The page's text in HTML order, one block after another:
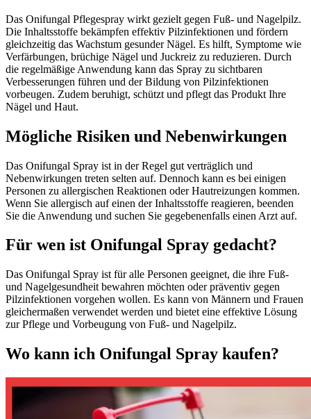
Das Onifungal Pflegespray wirkt gezielt gegen Fuß- und Nagelpilz.
Die Inhaltsstoffe bekämpfen effektiv Pilzinfektionen und fördern
gleichzeitig das Wachstum gesunder Nägel. Es hilft, Symptome wie
Verfärbungen, brüchige Nägel und Juckreiz zu reduzieren. Durch
die regelmäßige Anwendung kann das Spray zu sichtbaren
Verbesserungen führen und der Bildung von Pilzinfektionen
vorbeugen. Zudem beruhigt, schützt und pflegt das Produkt Ihre
Nägel und Haut.
Mögliche Risiken und Nebenwirkungen
Das Onifungal Spray ist in der Regel gut verträglich und
Nebenwirkungen treten selten auf. Dennoch kann es bei einigen
Personen zu allergischen Reaktionen oder Hautreizungen kommen.
Wenn Sie allergisch auf einen der Inhaltsstoffe reagieren, beenden
Sie die Anwendung und suchen Sie gegebenenfalls einen Arzt auf.
Für wen ist Onifungal Spray gedacht?
Das Onifungal Spray ist für alle Personen geeignet, die ihre Fuß-
und Nagelgesundheit bewahren möchten oder präventiv gegen
Pilzinfektionen vorgehen wollen. Es kann von Männern und Frauen
gleichermaßen verwendet werden und bietet eine effektive Lösung
zur Pflege und Vorbeugung von Fuß- und Nagelpilz.
Wo kann ich Onifungal Spray kaufen?